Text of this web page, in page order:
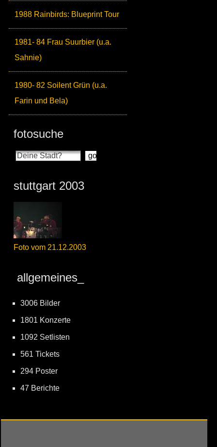
1988 Rainbirds: Blueprint Tour
1981- 84 Frau Suurbier (u.a.
Sahnie)
1980- 82 Soilent Grün (u.a.
Farin und Bela)
fotosuche
stuttgart 2003
Foto vom 21.12.2003
allgemeines_
3006 Bilder
1801 Konzerte
1092 Setlisten
561 Tickets
294 Poster
47 Berichte